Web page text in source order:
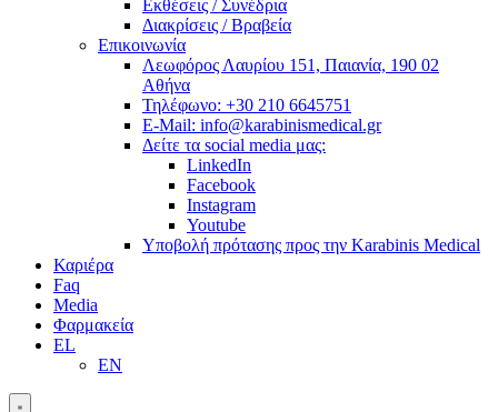
Εκθέσεις / Συνέδρια
Διακρίσεις / Βραβεία
Επικοινωνία
Λεωφόρος Λαυρίου 151, Παιανία, 190 02
Αθήνα
Τηλέφωνο: +30 210 6645751
E-Mail: info@karabinismedical.gr
Δείτε τα social media μας:
LinkedIn
Facebook
Instagram
Youtube
Υποβολή πρότασης προς την Karabinis Medical
Καριέρα
Faq
Media
Φαρμακεία
EL
EN